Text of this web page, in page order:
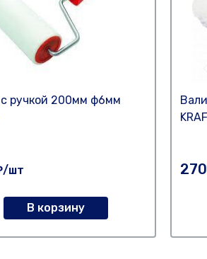
ручкой 200мм ф6мм
шт
В корзину
270